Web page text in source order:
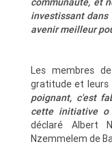
investissant dans
avenir meilleur
Les membres
gratitude et leurs
poignant, c'est
cette initiative o
déclaré Albert
Nzemmelem de